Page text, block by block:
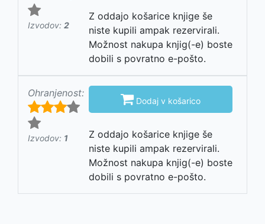
Izvodov: 2
Z oddajo košarice knjige še
niste kupili ampak rezervirali.
Možnost nakupa knjig(-e) boste
dobili s povratno e-pošto.
Ohranjenost:
Izvodov: 1
 Dodaj v košarico
Z oddajo košarice knjige še
niste kupili ampak rezervirali.
Možnost nakupa knjig(-e) boste
dobili s povratno e-pošto.